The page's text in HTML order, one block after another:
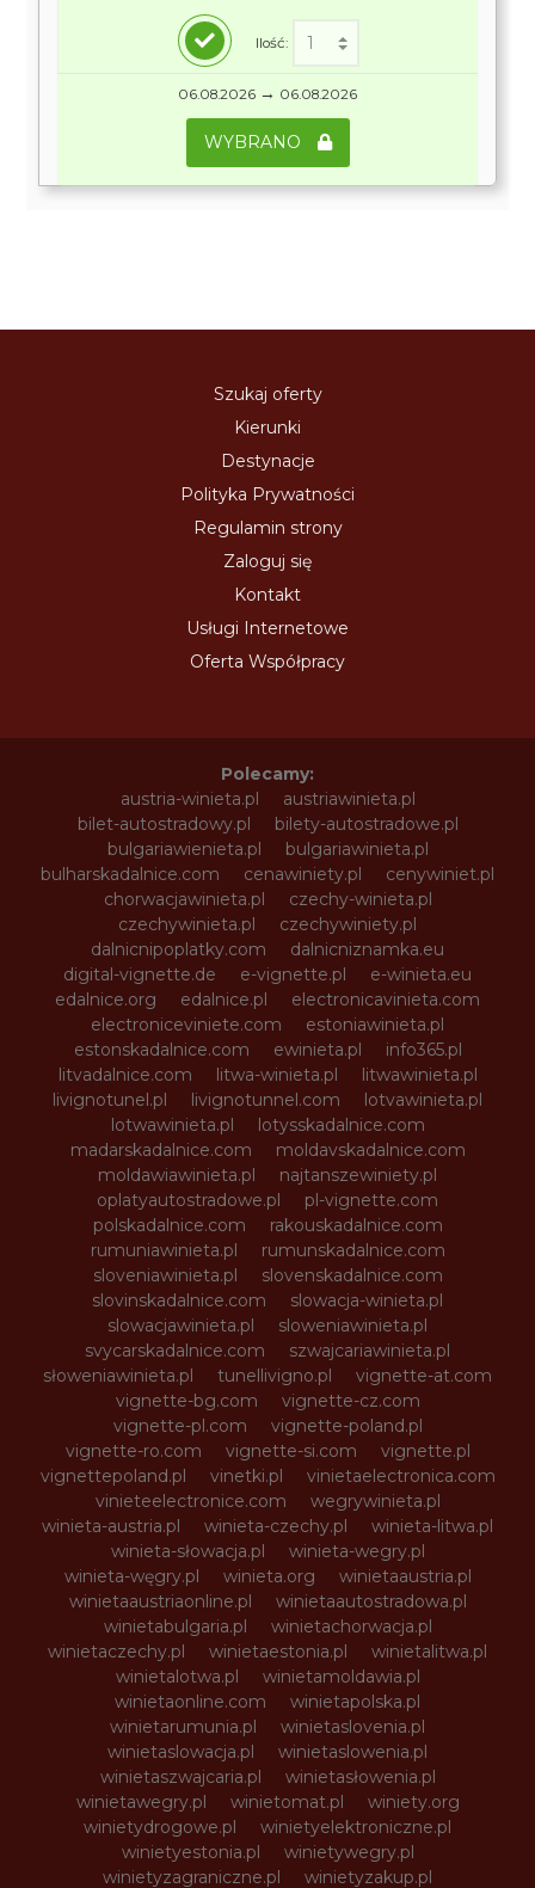
Ilość:
06.08.2026 → 06.08.2026
WYBRANO
Szukaj oferty
Kierunki
Destynacje
Polityka Prywatności
Regulamin strony
Zaloguj się
Kontakt
Usługi Internetowe
Oferta Współpracy
Polecamy:
austria-winieta.pl
austriawinieta.pl
bilet-autostradowy.pl
bilety-autostradowe.pl
bulgariawienieta.pl
bulgariawinieta.pl
bulharskadalnice.com
cenawiniety.pl
cenywiniet.pl
chorwacjawinieta.pl
czechy-winieta.pl
czechywinieta.pl
czechywiniety.pl
dalnicnipoplatky.com
dalnicniznamka.eu
digital-vignette.de
e-vignette.pl
e-winieta.eu
edalnice.org
edalnice.pl
electronicavinieta.com
electroniceviniete.com
estoniawinieta.pl
estonskadalnice.com
ewinieta.pl
info365.pl
litvadalnice.com
litwa-winieta.pl
litwawinieta.pl
livignotunel.pl
livignotunnel.com
lotvawinieta.pl
lotwawinieta.pl
lotysskadalnice.com
madarskadalnice.com
moldavskadalnice.com
moldawiawinieta.pl
najtanszewiniety.pl
oplatyautostradowe.pl
pl-vignette.com
polskadalnice.com
rakouskadalnice.com
rumuniawinieta.pl
rumunskadalnice.com
sloveniawinieta.pl
slovenskadalnice.com
slovinskadalnice.com
slowacja-winieta.pl
slowacjawinieta.pl
sloweniawinieta.pl
svycarskadalnice.com
szwajcariawinieta.pl
słoweniawinieta.pl
tunellivigno.pl
vignette-at.com
vignette-bg.com
vignette-cz.com
vignette-pl.com
vignette-poland.pl
vignette-ro.com
vignette-si.com
vignette.pl
vignettepoland.pl
vinetki.pl
vinietaelectronica.com
vinieteelectronice.com
wegrywinieta.pl
winieta-austria.pl
winieta-czechy.pl
winieta-litwa.pl
winieta-słowacja.pl
winieta-wegry.pl
winieta-węgry.pl
winieta.org
winietaaustria.pl
winietaaustriaonline.pl
winietaautostradowa.pl
winietabulgaria.pl
winietachorwacja.pl
winietaczechy.pl
winietaestonia.pl
winietalitwa.pl
winietalotwa.pl
winietamoldawia.pl
winietaonline.com
winietapolska.pl
winietarumunia.pl
winietaslovenia.pl
winietaslowacja.pl
winietaslowenia.pl
winietaszwajcaria.pl
winietasłowenia.pl
winietawegry.pl
winietomat.pl
winiety.org
winietydrogowe.pl
winietyelektroniczne.pl
winietyestonia.pl
winietywegry.pl
winietyzagraniczne.pl
winietyzakup.pl